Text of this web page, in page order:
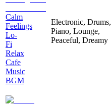
Calm
Feelings
Lo-
Fi
Relax
Cafe
Music
BGM
Electronic, Drums,
Piano, Lounge,
Peaceful, Dreamy